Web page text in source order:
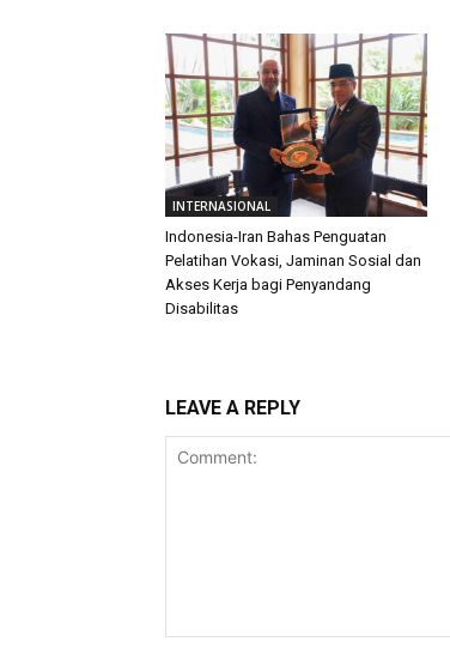
INTERNASIONAL
Indonesia-Iran Bahas Penguatan
Pelatihan Vokasi, Jaminan Sosial dan
Akses Kerja bagi Penyandang
Disabilitas
LEAVE A REPLY